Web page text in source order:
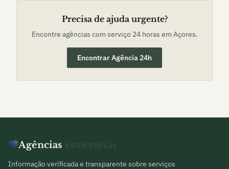
Precisa de ajuda urgente?
Encontre agências com serviço 24 horas em Açores.
Encontrar Agência 24h
Agências Funerárias
Informação verificada e transparente sobre serviços